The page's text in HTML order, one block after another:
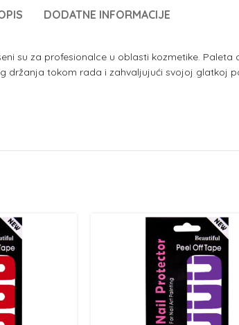
DODATNE INFORMACIJE
su za profesionalce u oblasti kozmetike.
držanja tokom rada i zahvaljujući svojoj glatkoj